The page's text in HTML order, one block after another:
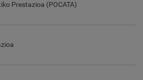
Prestazioa (POCATA)